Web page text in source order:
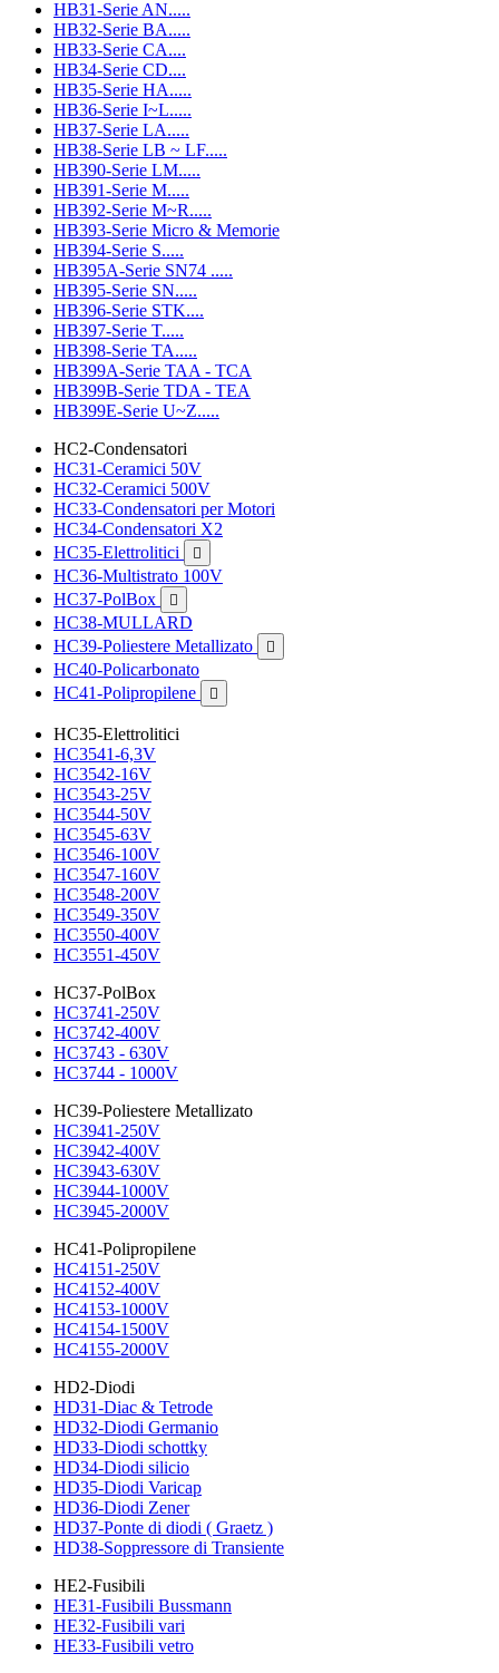
HB31-Serie AN.....
HB32-Serie BA.....
HB33-Serie CA....
HB34-Serie CD....
HB35-Serie HA.....
HB36-Serie I~L.....
HB37-Serie LA.....
HB38-Serie LB ~ LF.....
HB390-Serie LM.....
HB391-Serie M.....
HB392-Serie M~R.....
HB393-Serie Micro & Memorie
HB394-Serie S.....
HB395A-Serie SN74 .....
HB395-Serie SN.....
HB396-Serie STK....
HB397-Serie T.....
HB398-Serie TA.....
HB399A-Serie TAA - TCA
HB399B-Serie TDA - TEA
HB399E-Serie U~Z.....
HC2-Condensatori
HC31-Ceramici 50V
HC32-Ceramici 500V
HC33-Condensatori per Motori
HC34-Condensatori X2
HC35-Elettrolitici

HC36-Multistrato 100V
HC37-PolBox

HC38-MULLARD
HC39-Poliestere Metallizato

HC40-Policarbonato
HC41-Polipropilene

HC35-Elettrolitici
HC3541-6,3V
HC3542-16V
HC3543-25V
HC3544-50V
HC3545-63V
HC3546-100V
HC3547-160V
HC3548-200V
HC3549-350V
HC3550-400V
HC3551-450V
HC37-PolBox
HC3741-250V
HC3742-400V
HC3743 - 630V
HC3744 - 1000V
HC39-Poliestere Metallizato
HC3941-250V
HC3942-400V
HC3943-630V
HC3944-1000V
HC3945-2000V
HC41-Polipropilene
HC4151-250V
HC4152-400V
HC4153-1000V
HC4154-1500V
HC4155-2000V
HD2-Diodi
HD31-Diac & Tetrode
HD32-Diodi Germanio
HD33-Diodi schottky
HD34-Diodi silicio
HD35-Diodi Varicap
HD36-Diodi Zener
HD37-Ponte di diodi ( Graetz )
HD38-Soppressore di Transiente
HE2-Fusibili
HE31-Fusibili Bussmann
HE32-Fusibili vari
HE33-Fusibili vetro